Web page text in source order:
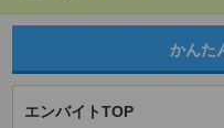
かんた
エンバイトTOP